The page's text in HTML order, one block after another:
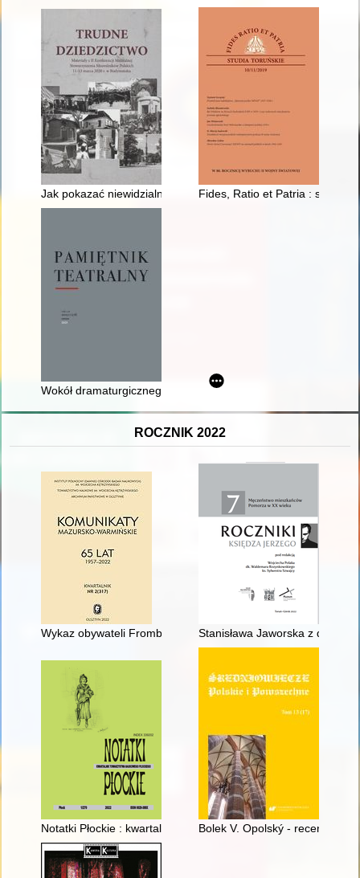
Jak pokazać niewidzialne? : dziedzictwo kulturowe kieleckich
Fides, Ratio et Patria : studia
Wokół dramaturgicznego debiutu Felicjana Faleńskiego
ROCZNIK 2022
Wykaz obywateli Fromborka korzystających odpłatnie ze
Stanisława Jaworska z d.
Notatki Płockie : kwartalnik Towarzystwa Naukowego
Bolek V. Opolský - recenzja]